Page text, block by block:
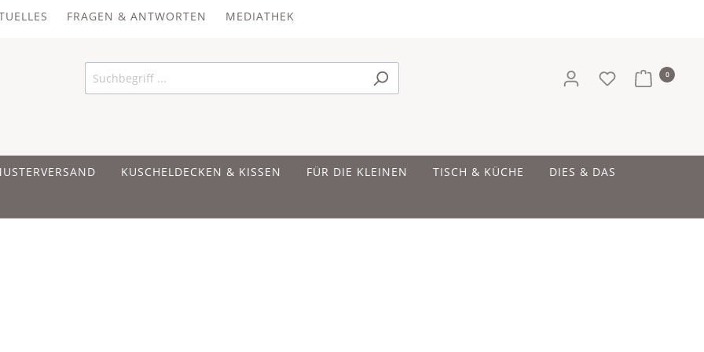
FRAGEN & ANTWORTEN MEDIATHEK
0
KUSCHELDECKEN & KISSEN FÜR DIE KLEINEN TISCH & KÜCHE DIES & DAS
BAUMWOLLE
BAUMWOLLE
BAUMWOLLE